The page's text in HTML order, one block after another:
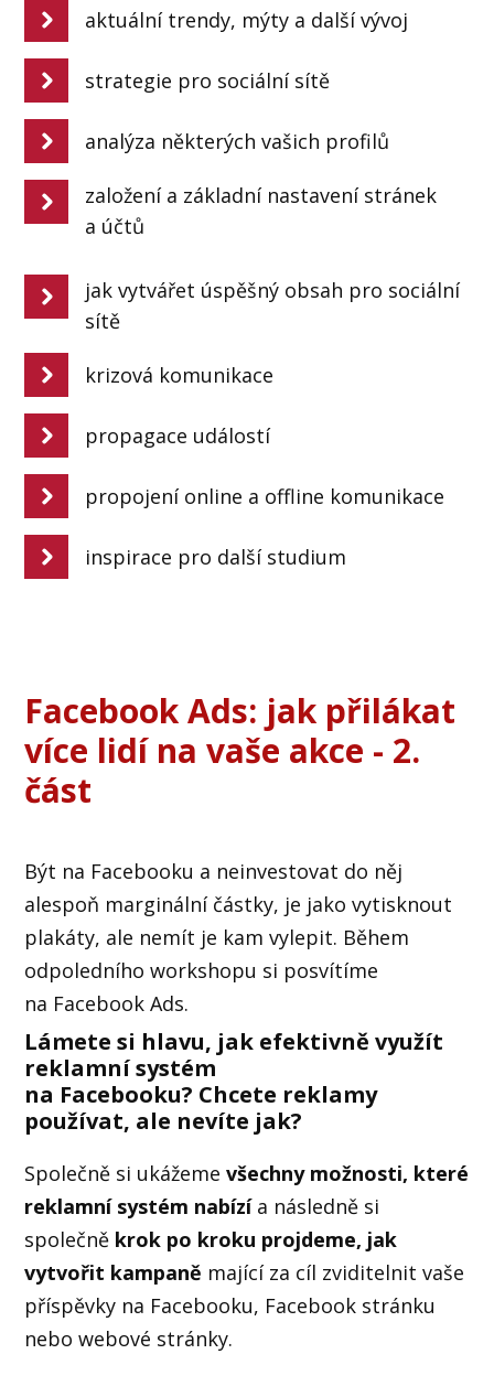
aktuální trendy, mýty a další vývoj
strategie pro sociální sítě
analýza některých vašich profilů
založení a základní nastavení stránek
a účtů
jak vytvářet úspěšný obsah pro sociální
sítě
krizová komunikace
propagace událostí
propojení online a offline komunikace
inspirace pro další studium
Facebook Ads: jak přilákat
více lidí na vaše akce - 2.
část
Být na Facebooku a neinvestovat do něj
alespoň marginální částky, je jako vytisknout
plakáty, ale nemít je kam vylepit. Během
odpoledního workshopu si posvítíme
na Facebook Ads.
Lámete si hlavu, jak efektivně využít
reklamní systém
na Facebooku? Chcete reklamy
používat, ale nevíte jak?
Společně si ukážemevšechny možnosti, které
reklamní systém nabízía následně si
společně krok po kroku projdeme, jak
vytvořit kampaně mající za cíl zviditelnit vaše
příspěvky na Facebooku, Facebook stránku
nebo webové stránky.